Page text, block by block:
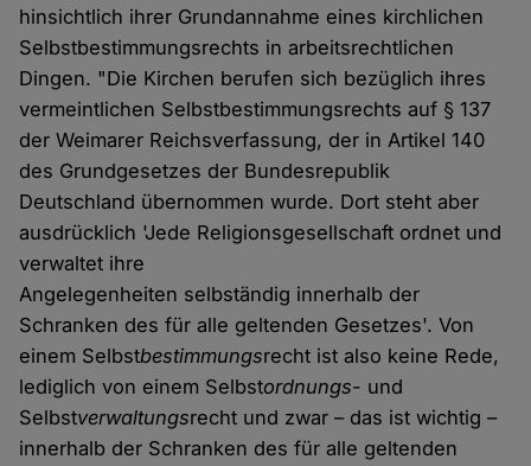
hinsichtlich ihrer Grundannahme eines kirchlichen
Selbstbestimmungsrechts in arbeitsrechtlichen
Dingen. "Die Kirchen berufen sich bezüglich ihres
vermeintlichen Selbstbestimmungsrechts auf § 137
der Weimarer Reichsverfassung, der in Artikel 140
des Grundgesetzes der Bundesrepublik
Deutschland übernommen wurde. Dort steht aber
ausdrücklich 'Jede Religionsgesellschaft ordnet und
verwaltet ihre
Angelegenheiten selbständig innerhalb der
Schranken des für alle geltenden Gesetzes'. Von
einem Selbstbestimmungsrecht ist also keine Rede,
lediglich von einem Selbstordnungs- und
Selbstverwaltungsrecht und zwar – das ist wichtig –
innerhalb der Schranken des für alle geltenden